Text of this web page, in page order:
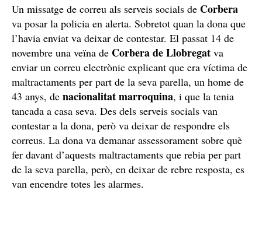
Un missatge de correu als serveis socials de Corbera
va posar la policia en alerta. Sobretot quan la dona que
l’havia enviat va deixar de contestar. El passat 14 de
novembre una veïna de Corbera de Llobregat va
enviar un correu electrònic explicant que era víctima de
maltractaments per part de la seva parella, un home de
43 anys, de nacionalitatmarroquina, i que la tenia
tancada a casa seva. Des dels serveis socials van
contestar a la dona, però va deixar de respondre els
correus. La dona va demanar assessorament sobre què
fer davant d’aquests maltractaments que rebia per part
de la seva parella, però, en deixar de rebre resposta, es
van encendre totes les alarmes.